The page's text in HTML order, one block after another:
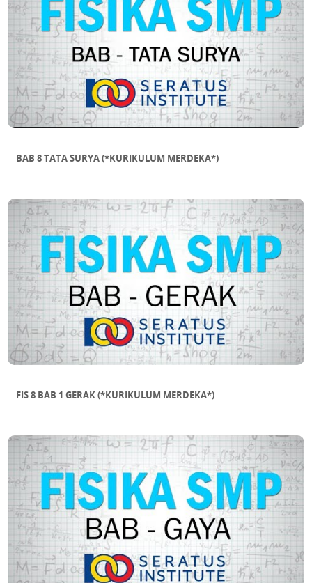
BAB 8 TATA SURYA (*KURIKULUM MERDEKA*)
FIS 8 BAB 1 GERAK (*KURIKULUM MERDEKA*)